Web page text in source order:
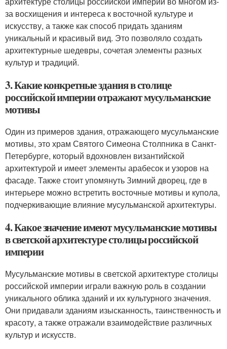
за восхищения и интереса к восточной культуре и
искусству, а также как способ придать зданиям
уникальный и красивый вид. Это позволяло создать
архитектурные шедевры, сочетая элементы разных
культур и традиций.
3. Какие конкретные здания в столице
российской империи отражают мусульманские
мотивы
Один из примеров здания, отражающего мусульманские
мотивы, это храм Святого Симеона Столпника в Санкт-
Петербурге, который вдохновлен византийской
архитектурой и имеет элементы арабесок и узоров на
фасаде. Также стоит упомянуть Зимний дворец, где в
интерьере можно встретить восточные мотивы и купола,
подчеркивающие влияние мусульманской архитектуры.
4. Какое значение имеют мусульманские мотивы
в светской архитектуре столицы российской
империи
Мусульманские мотивы в светской архитектуре столицы
российской империи играли важную роль в создании
уникального облика зданий и их культурного значения.
Они придавали зданиям изысканность, таинственность и
красоту, а также отражали взаимодействие различных
культур и искусств.